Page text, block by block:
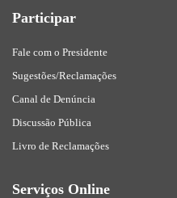
Participar
Fale com o Presidente
Sugestões/Reclamações
Canal de Denúncia
Discussão Pública
Livro de Reclamações
Serviços Online